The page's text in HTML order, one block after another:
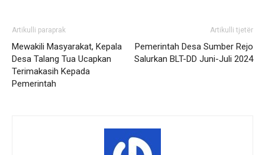
Artikulli paraprak
Mewakili Masyarakat, Kepala
Desa Talang Tua Ucapkan
Terimakasih Kepada
Pemerintah
Artikulli tjetër
Pemerintah Desa Sumber Rejo
Salurkan BLT-DD Juni-Juli 2024